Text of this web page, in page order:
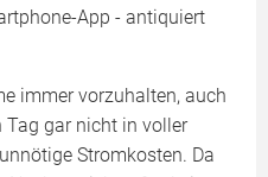
App - antiquiert
immer vorzuhalten, auch
gar nicht in voller
Stromkosten. Da